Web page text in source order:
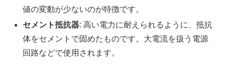
値の変動が少ないのが特徴です。
セメント抵抗器: 高い電力に耐えられるように、抵抗
体をセメントで固めたものです。大電流を扱う電源
回路などで使用されます。